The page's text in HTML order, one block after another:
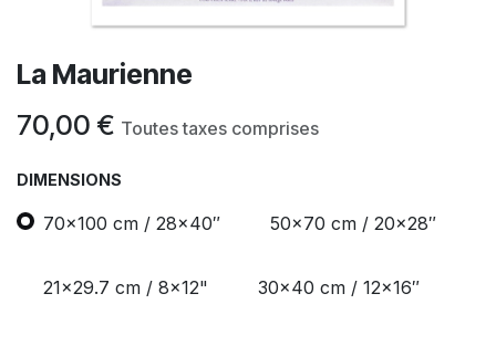
La Maurienne
70,00 € Toutes taxes comprises
DIMENSIONS
70x100 cm / 28x40″ 50x70 cm / 20x28″
21x29.7 cm / 8x12" 30x40 cm / 12x16″